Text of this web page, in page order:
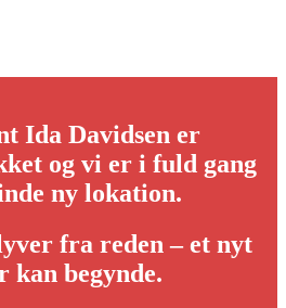
Ida Davidsen er
og vi er i fuld gang
ny lokation.
fra reden – et nyt
kan begynde.